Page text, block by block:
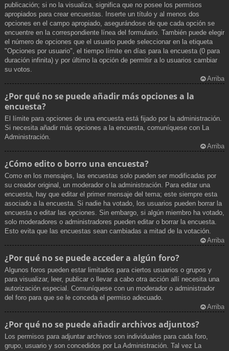
publicación; si no la visualiza, significa que no posee los permisos
apropiados para crear encuestas. Inserte un título y al menos dos
opciones en el campo apropiado, asegurándose de que cada opción se
encuentre en la correspondiente línea del formulario. También puede elegir
el número de opciones que el usuario puede seleccionar en la etiqueta
"Opciones por usuario", el tiempo límite en días para la encuesta (0 para
duración infinita) y por último la opción de permitir a lo usuarios cambiar
su votos.
Arriba
¿Por qué no se puede añadir más opciones a la
encuesta?
El límite para opciones de una encuesta está fijado por la administración.
Si necesita añadir más opciones a la encuesta, comuníquese con La
Administración.
Arriba
¿Cómo edito o borro una encuesta?
Como en los mensajes, las encuestas solo pueden ser modificadas por
su creador original, un moderador o la administración. Para editar una
encuesta, hay que editar el primer mensaje del tema; este siempre esta
asociado a la encuesta. Si nadie ha votado, los usuarios pueden borrar la
encuesta o editar las opciones. Sin embargo, si algún miembro ha votado,
solo moderadores o administradores pueden editar o borrar la encuesta.
Esto evita que las encuestas sean cambiadas a mitad de la votación.
Arriba
¿Por qué no se puede acceder a algún foro?
Algunos foros pueden estar limitados para ciertos usuarios o grupos y
para visualizar, leer, publicar o llevar a cabo otra acción allí necesita una
autorización especial. Comuníquese con un moderador o administrador
del foro para que se le conceda el permiso adecuado.
Arriba
¿Por qué no se puede añadir archivos adjuntos?
Los permisos para adjuntar archivos son individuales para cada foro,
grupo, usuario y son concedidos por La Administración. Tal vez La